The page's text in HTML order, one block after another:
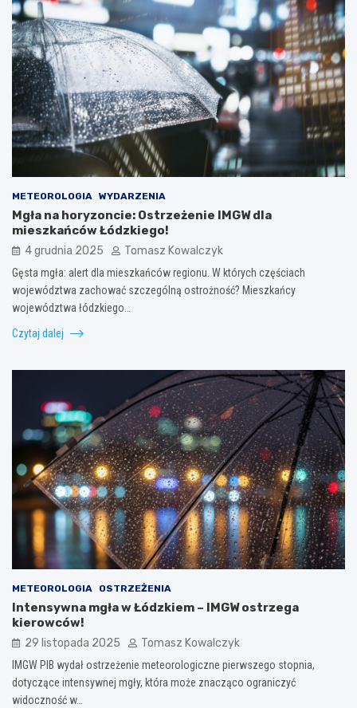
METEOROLOGIA WYDARZENIA
Mgła na horyzoncie: Ostrzeżenie IMGW dla
mieszkańców Łódzkiego!
4 grudnia 2025 Tomasz Kowalczyk
Gęsta mgła: alert dla mieszkańców regionu. W których częściach
województwa zachować szczególną ostrożność? Mieszkańcy
województwa łódzkiego…
Czytaj dalej
METEOROLOGIA OSTRZEŻENIA
Intensywna mgła w Łódzkiem – IMGW ostrzega
kierowców!
29 listopada 2025 Tomasz Kowalczyk
IMGW PIB wydał ostrzeżenie meteorologiczne pierwszego stopnia,
dotyczące intensywnej mgły, która może znacząco ograniczyć
widoczność w…